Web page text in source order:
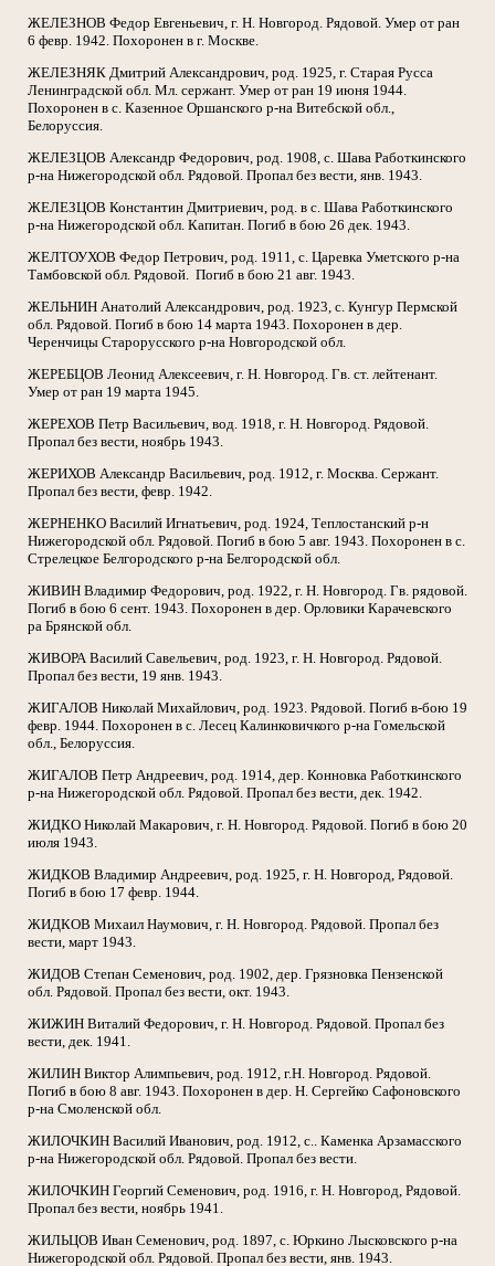
ЖЕЛЕЗНОВ Федор Евгеньевич, г. Н. Новгород. Рядовой. Умер от ран
6 февр. 1942. Похоронен в г. Москве.
ЖЕЛЕЗНЯК Дмитрий Александрович, род. 1925, г. Старая Русса
Ленинградской обл. Мл. сержант. Умер от ран 19 июня 1944.
Похоронен в с. Казенное Оршанского р-на Витебской обл.,
Белоруссия.
ЖЕЛЕЗЦОВ Александр Федорович, род. 1908, с. Шава Работкинского
р-на Нижегородской обл. Рядовой. Пропал без вести, янв. 1943.
ЖЕЛЕЗЦОВ Константин Дмитриевич, род. в с. Шава Работкинского
р-на Нижегородской обл. Капитан. Погиб в бою 26 дек. 1943.
ЖЕЛТОУХОВ Федор Петрович, род. 1911, с. Царевка Уметского р-на
Тамбовской обл. Рядовой. Погиб в бою 21 авг. 1943.
ЖЕЛЬНИН Анатолий Александрович, род. 1923, с. Кунгур Пермской
обл. Рядовой. Погиб в бою 14 марта 1943. Похоронен в дер.
Черенчицы Старорусского р-на Новгородской обл.
ЖЕРЕБЦОВ Леонид Алексеевич, г. Н. Новгород. Гв. ст. лейтенант.
Умер от ран 19 марта 1945.
ЖЕРЕХОВ Петр Васильевич, вод. 1918, г. Н. Новгород. Рядовой.
Пропал без вести, ноябрь 1943.
ЖЕРИХОВ Александр Васильевич, род. 1912, г. Москва. Сержант.
Пропал без вести, февр. 1942.
ЖЕРНЕНКО Василий Игнатьевич, род. 1924, Теплостанский р-н
Нижегородской обл. Рядовой. Погиб в бою 5 авг. 1943. Похоронен в с.
Стрелецкое Белгородского р-на Белгородской обл.
ЖИВИН Владимир Федорович, род. 1922, г. Н. Новгород. Гв. рядовой.
Погиб в бою 6 сент. 1943. Похоронен в дер. Орловики Карачевского
ра Брянской обл.
ЖИВОРА Василий Савельевич, род. 1923, г. Н. Новгород. Рядовой.
Пропал без вести, 19 янв. 1943.
ЖИГАЛОВ Николай Михайлович, род. 1923. Рядовой. Погиб в-бою 19
февр. 1944. Похоронен в с. Лесец Калинковичкого р-на Гомельской
обл., Белоруссия.
ЖИГАЛОВ Петр Андреевич, род. 1914, дер. Конновка Работкинского
р-на Нижегородской обл. Рядовой. Пропал без вести, дек. 1942.
ЖИДКО Николай Макарович, г. Н. Новгород. Рядовой. Погиб в бою 20
июля 1943.
ЖИДКОВ Владимир Андреевич, род. 1925, г. Н. Новгород, Рядовой.
Погиб в бою 17 февр. 1944.
ЖИДКОВ Михаил Наумович, г. Н. Новгород. Рядовой. Пропал без
вести, март 1943.
ЖИДОВ Степан Семенович, род. 1902, дер. Грязновка Пензенской
обл. Рядовой. Пропал без вести, окт. 1943.
ЖИЖИН Виталий Федорович, г. Н. Новгород. Рядовой. Пропал без
вести, дек. 1941.
ЖИЛИН Виктор Алимпьевич, род. 1912, г.Н. Новгород. Рядовой.
Погиб в бою 8 авг. 1943. Похоронен в дер. Н. Сергейко Сафоновского
р-на Смоленской обл.
ЖИЛОЧКИН Василий Иванович, род. 1912, с.. Каменка Арзамасского
р-на Нижегородской обл. Рядовой. Пропал без вести.
ЖИЛОЧКИН Георгий Семенович, род. 1916, г. Н. Новгород, Рядовой.
Пропал без вести, ноябрь 1941.
ЖИЛЬЦОВ Иван Семенович, род. 1897, с. Юркино Лысковского р-на
Нижегородской обл. Рядовой. Пропал без вести, янв. 1943.